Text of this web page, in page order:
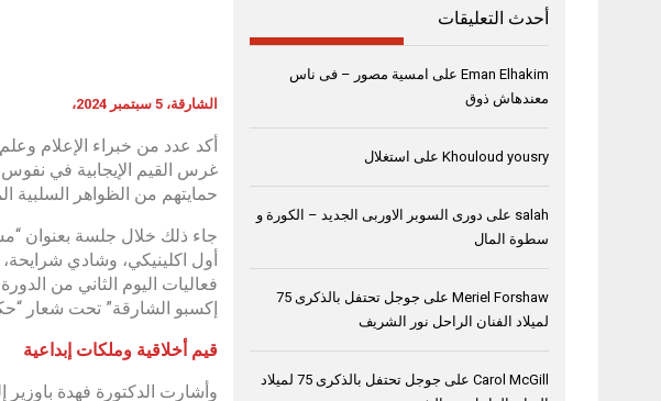
الشارقة، 5 سبتمبر 2024،
أكد عدد من خبراء الإعلام
غرس القيم الإيجابية في
حمايتهم من الظواهر السلبية
جاء ذلك خلال جلسة بعنوان
أول اكلينيكي، وشادي
إكسبو الشارقة” تحت شعار
قيم أخلاقية وملكات إبداعية
وأشارت الدكتورة فهدة باوزير
أحدث التعليقات
Eman Elhakim على امسية مصور – فى ناس
معندهاش ذوق
Khouloud yousry على استغلال
salah على دورى السوبر الاوربى الجديد – الكورة و
سطوة المال
Meriel Forshaw على
جوجل تحتفل بالذكرى 75
لميلاد الفنان الراحل نور الشريف
Carol McGill على
جوجل تحتفل بالذكرى 75 لميلاد